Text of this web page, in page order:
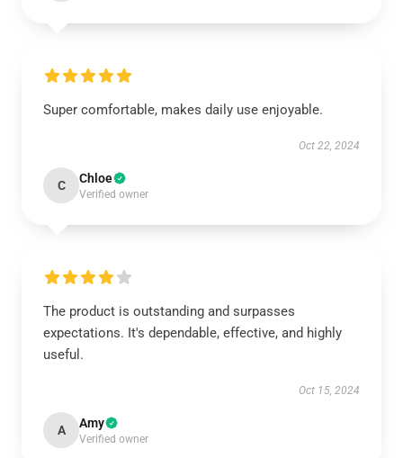
Super comfortable, makes daily use enjoyable.
Oct 22, 2024
C Chloe
Verified owner
The product is outstanding and surpasses
expectations. It's dependable, effective, and highly
useful.
Oct 15, 2024
A Amy
Verified owner